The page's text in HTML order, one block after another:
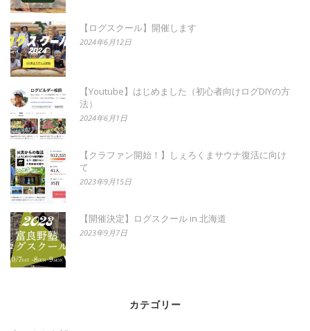
【ログスクール】開催します
2024年6月12日
【Youtube】はじめました（初心者向けログDIYの方
法）
2024年6月1日
【クラファン開始！】しぇろくまサウナ復活に向け
て
2023年9月15日
【開催決定】ログスクール in 北海道
2023年9月7日
カテゴリー